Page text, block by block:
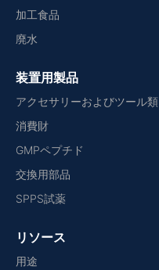
加工食品
廃水
装置用製品
アクセサリーおよびツール類
消費財
GMPペプチド
交換用部品
SPPS試薬
リソース
用途